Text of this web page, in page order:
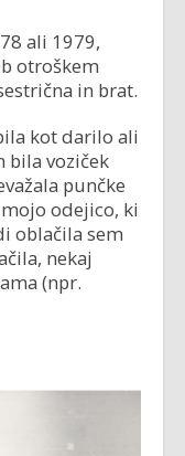
ali 1979,
otroškem
in brat.
kot darilo ali
bila voziček
punčke
odejico, ki
oblačila sem
nekaj
(npr.